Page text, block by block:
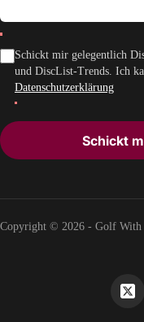
Schickt mir gelegentlich
und DiscList-Trends. Ich
Datenschutzerklärung
Schickt
Copyright © 2026 - Golf